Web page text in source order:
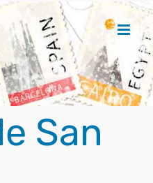
San